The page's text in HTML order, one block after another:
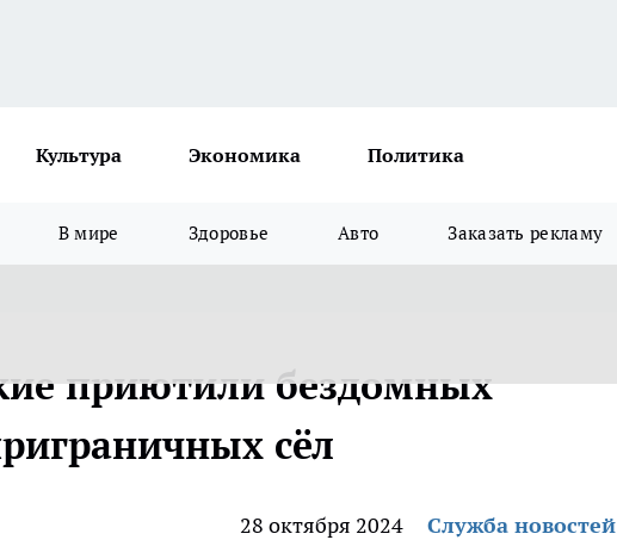
Культура Экономика Политика
В мире Здоровье Авто Заказать рекламу
приютили бездомных
сёл
28 октября 2024 Служба новостей